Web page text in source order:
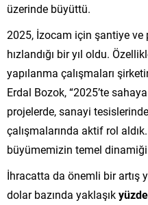
üzerinde büyüttü.
2025, İzocam için şantiye ve
hızlandığı bir yıl oldu.
yapılanma çalışmaları
Erdal Bozok, “2025’te
projelerde, sanayi
çalışmalarında aktif rol
büyümemizin temel
İhracatta da önemli bir artış
dolar bazında yaklaşık